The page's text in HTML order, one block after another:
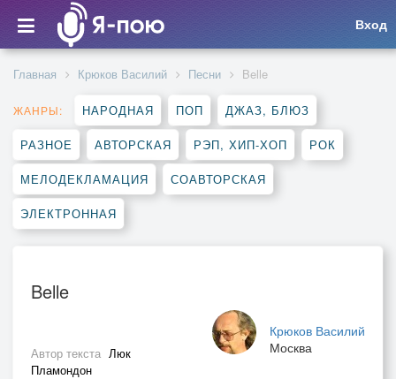
Вход
Главная Крюков Василий Песни Belle
ЖАНРЫ: НАРОДНАЯ ПОП ДЖАЗ, БЛЮЗ
РАЗНОЕ АВТОРСКАЯ РЭП, ХИП-ХОП РОК
МЕЛОДЕКЛАМАЦИЯ СОАВТОРСКАЯ
ЭЛЕКТРОННАЯ
Belle
Крюков Василий
Москва
Автор текста Люк
Пламондон